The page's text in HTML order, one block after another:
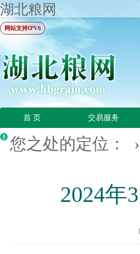
湖北粮网
网站支持IPV6
首 页 交易服务
您之处的定位： ›
2024年